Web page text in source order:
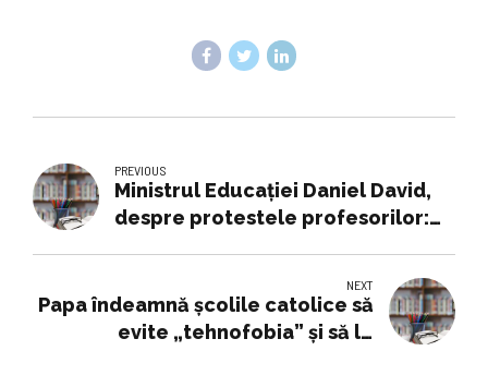
PREVIOUS
Ministrul Educației Daniel David,
despre protestele profesorilor:
NEXT
Papa îndeamnă şcolile catolice să
evite „tehnofobia” şi să le